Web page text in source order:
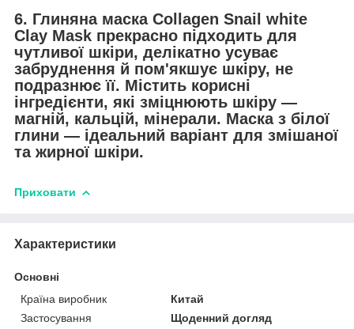
6. Глиняна маска Collagen Snail white
Clay Mask прекрасно підходить для
чутливої шкіри, делікатно усуває
забруднення й пом'якшує шкіру, не
подразнює її. Містить корисні
інгредієнти, які зміцнюють шкіру —
магній, кальцій, мінерали. Маска з білої
глини — ідеальний варіант для змішаної
та жирної шкіри.
Приховати
Характеристики
Основні
Країна виробник
Китай
Застосування
Щоденний догляд